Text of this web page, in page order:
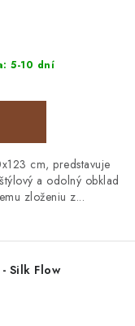
5-10 dní
cm, predstavuje
a odolný obklad
zloženiu z...
Silk Flow